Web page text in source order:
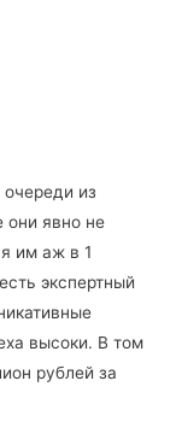
из
они явно не
им аж в 1
экспертный
высоки. В том
рублей за